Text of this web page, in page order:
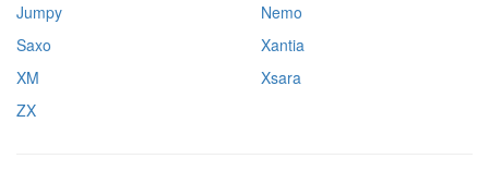
Jumpy
Nemo
Saxo
Xantia
XM
Xsara
ZX